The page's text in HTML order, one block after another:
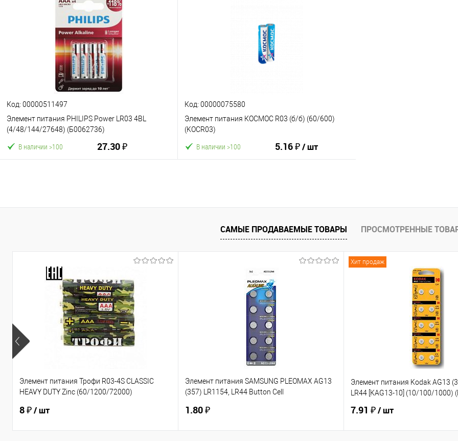
В корзину
К сравнению В избранное
Код: 00000511497
Элемент питания PHILIPS Power LR03 4BL
(4/48/144/27648) (Б0062736)
27.30 ₽
В наличии >100
Код: 00000075580
Элемент питания КОСМОС R03 (б/б) (60/600)
(KOCR03)
5.16 ₽/ шт
В наличии >100
К сравнению В избранное
САМЫЕ ПРОДАВАЕМЫЕ ТОВАРЫ ПРОСМОТРЕННЫЕ
Элемент питания Трофи R03-4S CLASSIC
HEAVY DUTY Zinc (60/1200/72000)
8 ₽/ шт
Элемент питания SAMSUNG PLEOMAX AG13
(357) LR1154, LR44 Button Cell
1.80 ₽
Хит продаж
Элемент питания Kodak AG13
LR44 [KAG13-10] (10/100/1000)
7.91 ₽/ шт